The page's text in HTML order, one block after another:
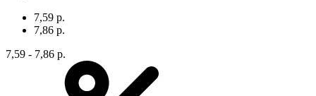
7,59 р.
7,86 р.
7,59 - 7,86 р.